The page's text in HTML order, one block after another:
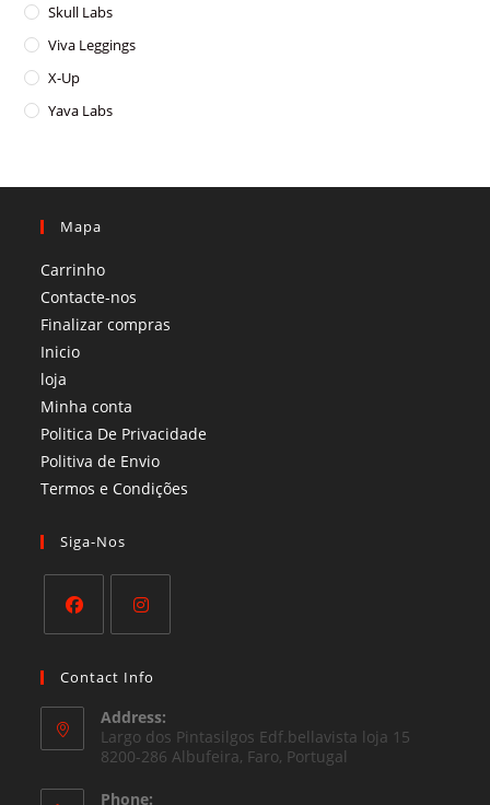
Skull Labs
Viva Leggings
X-Up
Yava Labs
Mapa
Carrinho
Contacte-nos
Finalizar compras
Inicio
loja
Minha conta
Politica De Privacidade
Politiva de Envio
Termos e Condições​
Siga-Nos
in
new
tab
in
new
tab
Contact Info
Address:
Largo dos Pintasilgos Edf.bellavista loja 15
8200-286 Albufeira, Faro, Portugal
Phone: